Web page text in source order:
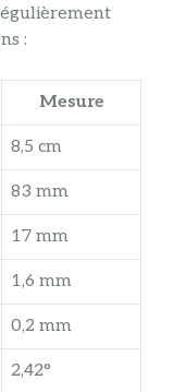
:
Mesure
8,5 cm
83 mm
17 mm
1,6 mm
0,2 mm
2,42°